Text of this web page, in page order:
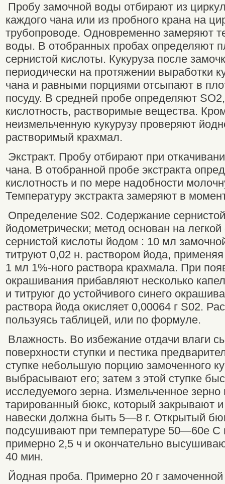
Пробу замочной воды отбирают из
каждого чана или из пробного крана на
трубопроводе. Одновременно замеряют
воды. В отобранных пробах определяют
сернистой кислоты. Кукуруза после
периодически на протяжении выработки
чана и равными порциями отсыпают в
посуду. В средней пробе определяют
кислотность, растворимые вещества.
неизмельченную кукурузу проверяют
растворимый крахмал.
Экстракт. Пробу отбирают при
чана. В отобранной пробе экстракта
кислотность и по мере надобности
Температуру экстракта замеряют в
Определение S02. Содержание
йодометрически; метод основан на
сернистой кислоты йодом : 10 мл
титруют 0,02 н. раствором йода,
1 мл 1%-ного раствора крахмала. При
окрашивания прибавляют несколько
и титруюг до устойчивого синего
раствора йода окисляет 0,00064 г S02.
пользуясь таблицей, или по формуле.
Влажность. Во избежание отдачи влаги
поверхности ступки и пестика
ступке небольшую порцию замоченного
выбрасывают его; затем з этой ступке
исследуемого зерна. Измельченное
тарированный бюкс, который закрывают
навески должна быть 5—8 г. Открытый
подсушивают при температуре 50—60е С
примерно 2,5 ч и окончательно
40 мин.
Йодная проба. Примерно 20 г замоченной